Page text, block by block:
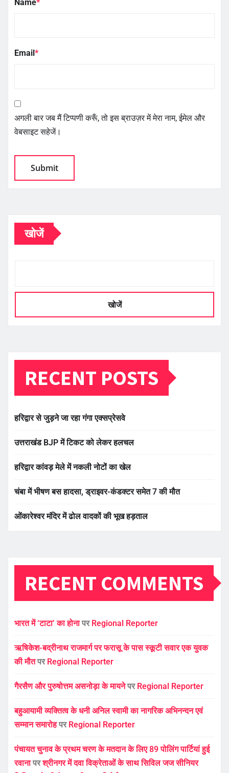
Name*
Email *
अगली बार जब मैं टिप्पणी करूँ, तो इस ब्राउज़र में मेरा नाम, ईमेल और
वेबसाइट सहेजें।
खोजें
खोजें
RECENT POSTS
हरिद्वार से जुड़ने जा रहा गंगा एक्सप्रेसवे
उत्तराखंड BJP में टिकट को लेकर हलचल
हरिद्वार कांवड़ मेले में नकली नोटों का खेल
चंबा में भीषण बस हादसा, ड्राइवर-कंडक्टर समेत 7 की मौत
ओंकारेश्वर मंदिर में ढोल वादकों की भूख हड़ताल
RECENT COMMENTS
भारत में ‘टाटा’ का होनापर Regional Reporter
ऋषिकेश-बद्रीनाथ राजमार्ग पर फरासू के पास स्कूटी सवार एक युवक
की मौतपर Regional Reporter
गैरसैण और पुरुषोत्तम असनोड़ा के मायनेपर Regional Reporter
बहुआयामी व्यक्तित्व के धनी अनिल स्वामी का नागरिक अभिनन्दन एवं
सम्मान समारोहपर Regional Reporter
पंचायत चुनाव के प्रथम चरण के मतदान के लिए 89 पोलिंग पार्टियां हुई
रवानापरश्रीनगर में दवा विक्रेताओं के साथ सिविल जज सीनियर